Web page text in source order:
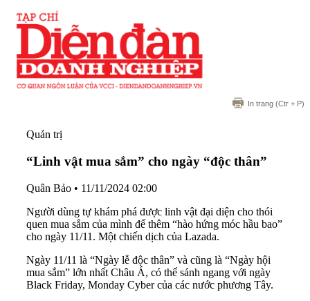
In trang (Ctr + P)
Quản trị
“Linh vật mua sắm” cho ngày “độc thân”
Quân Bảo • 11/11/2024 02:00
Người dùng tự khám phá được linh vật đại diện cho thói
quen mua sắm của mình để thêm “hào hứng móc hầu bao”
cho ngày 11/11. Một chiến dịch của Lazada.
Ngày 11/11 là “Ngày lễ độc thân” và cũng là “Ngày hội
mua sắm” lớn nhất Châu Á, có thể sánh ngang với ngày
Black Friday, Monday Cyber của các nước phương Tây.